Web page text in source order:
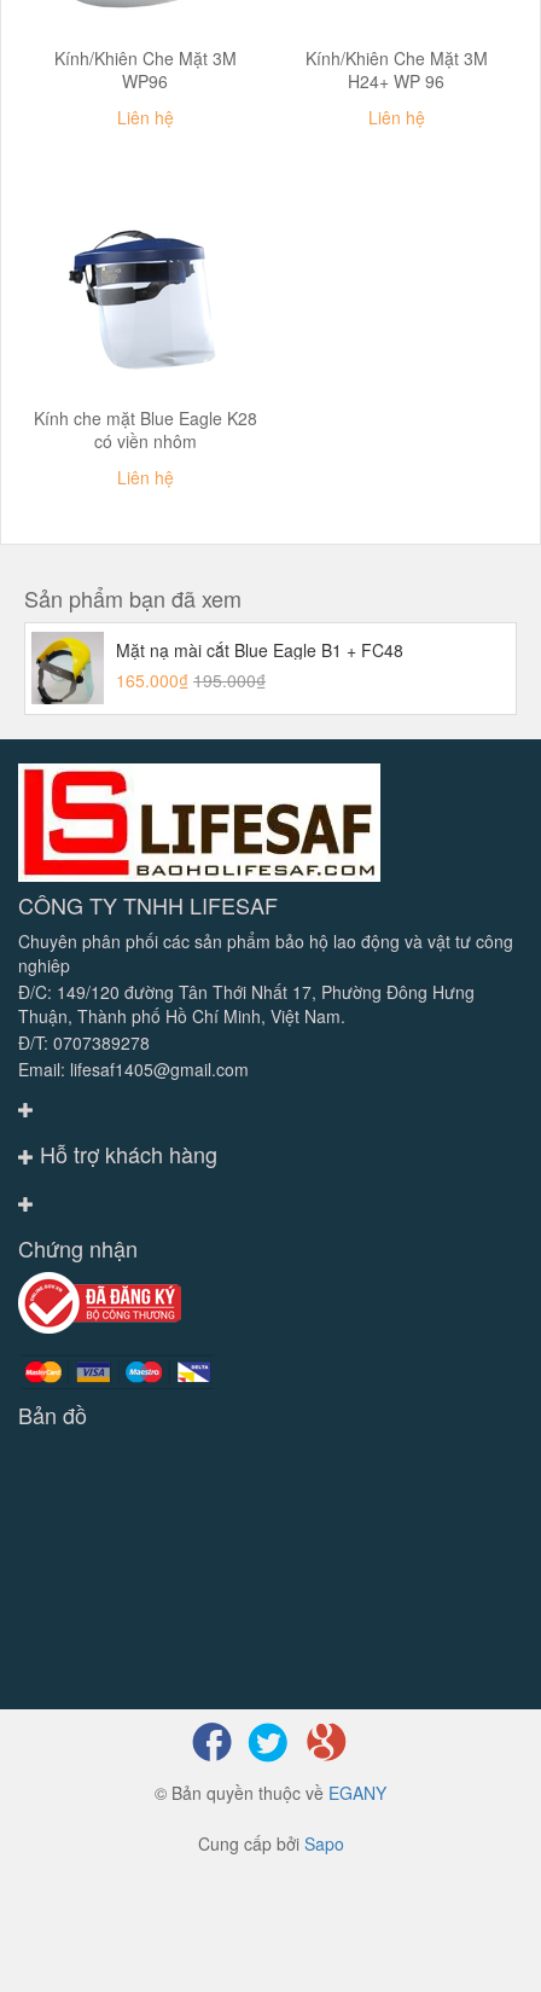
Kính/Khiên Che Mặt 3M
WP96
Liên hệ
Kính/Khiên Che Mặt 3M
H24+ WP 96
Liên hệ
Kính che mặt Blue Eagle K28
có viền nhôm
Liên hệ
Sản phẩm bạn đã xem
Mặt nạ mài cắt Blue Eagle B1 + FC48
165.000₫ 195.000₫
CÔNG TY TNHH LIFESAF
Chuyên phân phối các sản phẩm bảo hộ lao động và vật tư công
nghiêp
Đ/C: 149/120 đường Tân Thới Nhất 17, Phường Đông Hưng
Thuận, Thành phố Hồ Chí Minh, Việt Nam.
Đ/T: 0707389278
Email: lifesaf1405@gmail.com
Hỗ trợ khách hàng
Chứng nhận
Bản đồ
© Bản quyền thuộc về EGANY
Cung cấp bởi Sapo